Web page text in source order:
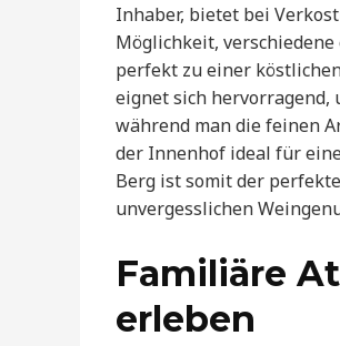
Inhaber, bietet bei
Möglichkeit,
perfekt zu einer
eignet sich hervorragend,
während man die feinen
der Innenhof ideal für
Berg ist somit der
unvergesslichen
Familiäre
erleben